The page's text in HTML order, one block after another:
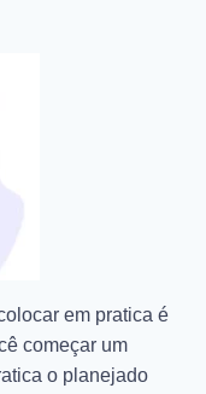
em pratica é
começar um
o planejado